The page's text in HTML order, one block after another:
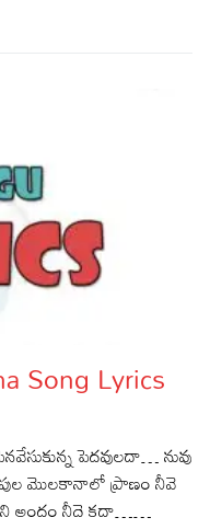
Song Lyrics
పెదవులదా… నువు
మొలకానాలో ప్రాణం నీవె
అందం నీదె కదా……